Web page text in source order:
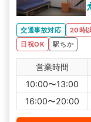
交通事故対応 20時
日祝OK
駅ちか
営業時間
10:00〜13:00
16:00〜20:00